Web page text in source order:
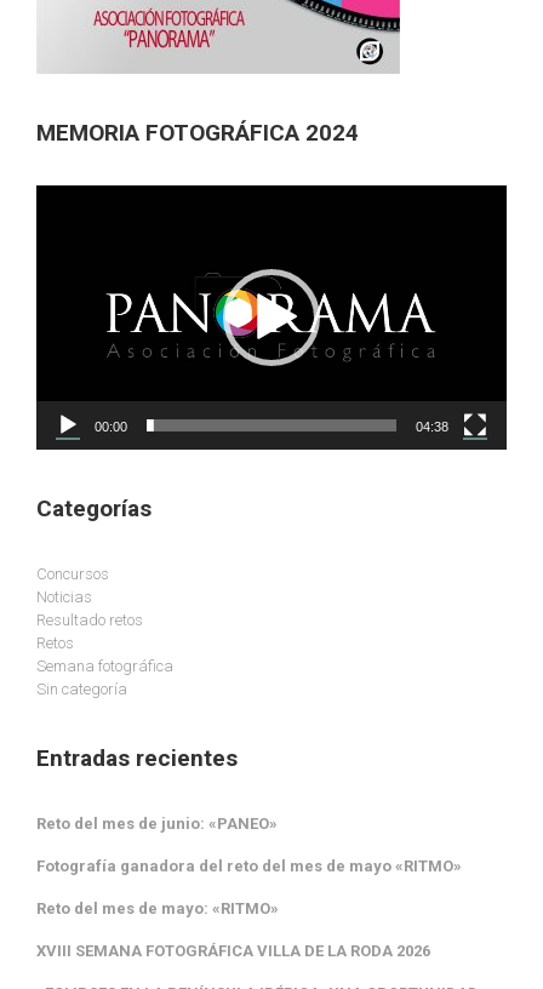
MEMORIA FOTOGRÁFICA 2024
00:00 04:38
Categorías
Concursos
Noticias
Resultado retos
Retos
Semana fotográfica
Sin categoría
Entradas recientes
Reto del mes de junio: «PANEO»
Fotografía ganadora del reto del mes de mayo «RITMO»
Reto del mes de mayo: «RITMO»
XVIII SEMANA FOTOGRÁFICA VILLA DE LA RODA 2026